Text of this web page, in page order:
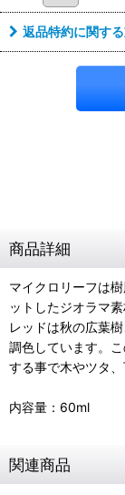
返品特約に関す
商品詳細
マイクロリーフは
ットしたジオラマ素
レッドは秋の広葉
調色しています。
する事で木やツタ
内容量：60ml
関連商品